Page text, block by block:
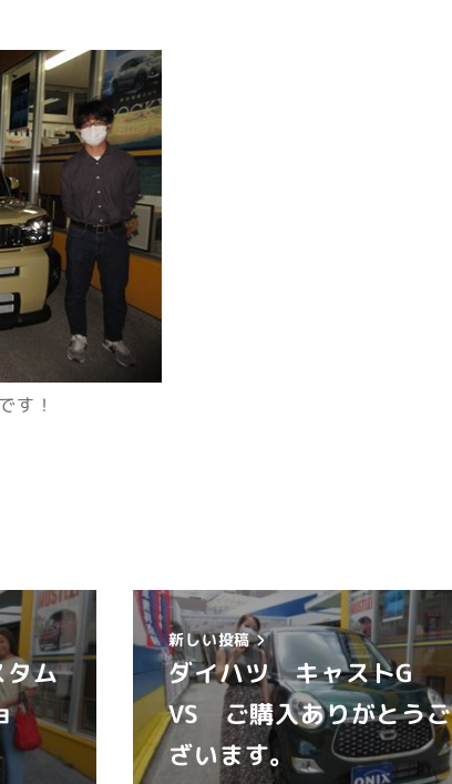
す！
ム
新しい投稿
ダイハツ キャストG
VS ご購入ありがとうご
ざいます。